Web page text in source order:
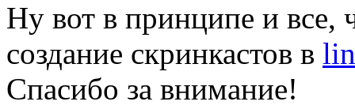
Ну вот в принципе и все,
создание скринкастов в
Спасибо за внимание!